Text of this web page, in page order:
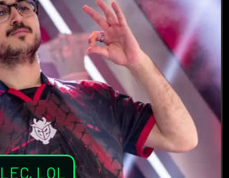
LEC, LOL